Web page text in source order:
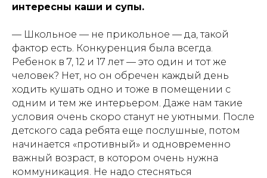
интересны каши и супы.
— Школьное — не прикольное — да, такой
фактор есть. Конкуренция была всегда.
Ребенок в 7, 12 и 17 лет — это один и тот же
человек? Нет, но он обречен каждый день
ходить кушать одно и тоже в помещении с
одним и тем же интерьером. Даже нам такие
условия очень скоро станут не уютными. После
детского сада ребята еще послушные, потом
начинается «противный» и одновременно
важный возраст, в котором очень нужна
коммуникация. Не надо стесняться